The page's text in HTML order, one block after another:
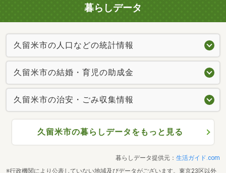
暮らしデータ
久留米市の人口などの統計情報
久留米市の結婚・育児の助成金
久留米市の治安・ごみ収集情報
久留米市の暮らしデータをもっと見る
暮らしデータ提供元： 生活ガイド.com
※行政機関により公表していない地域及びデータがございます。東京23区以外